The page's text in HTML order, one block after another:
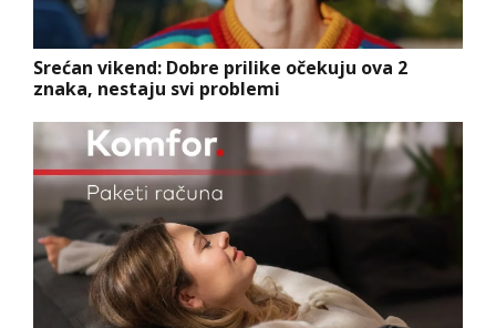
Srećan vikend: Dobre prilike očekuju ova 2
znaka, nestaju svi problemi